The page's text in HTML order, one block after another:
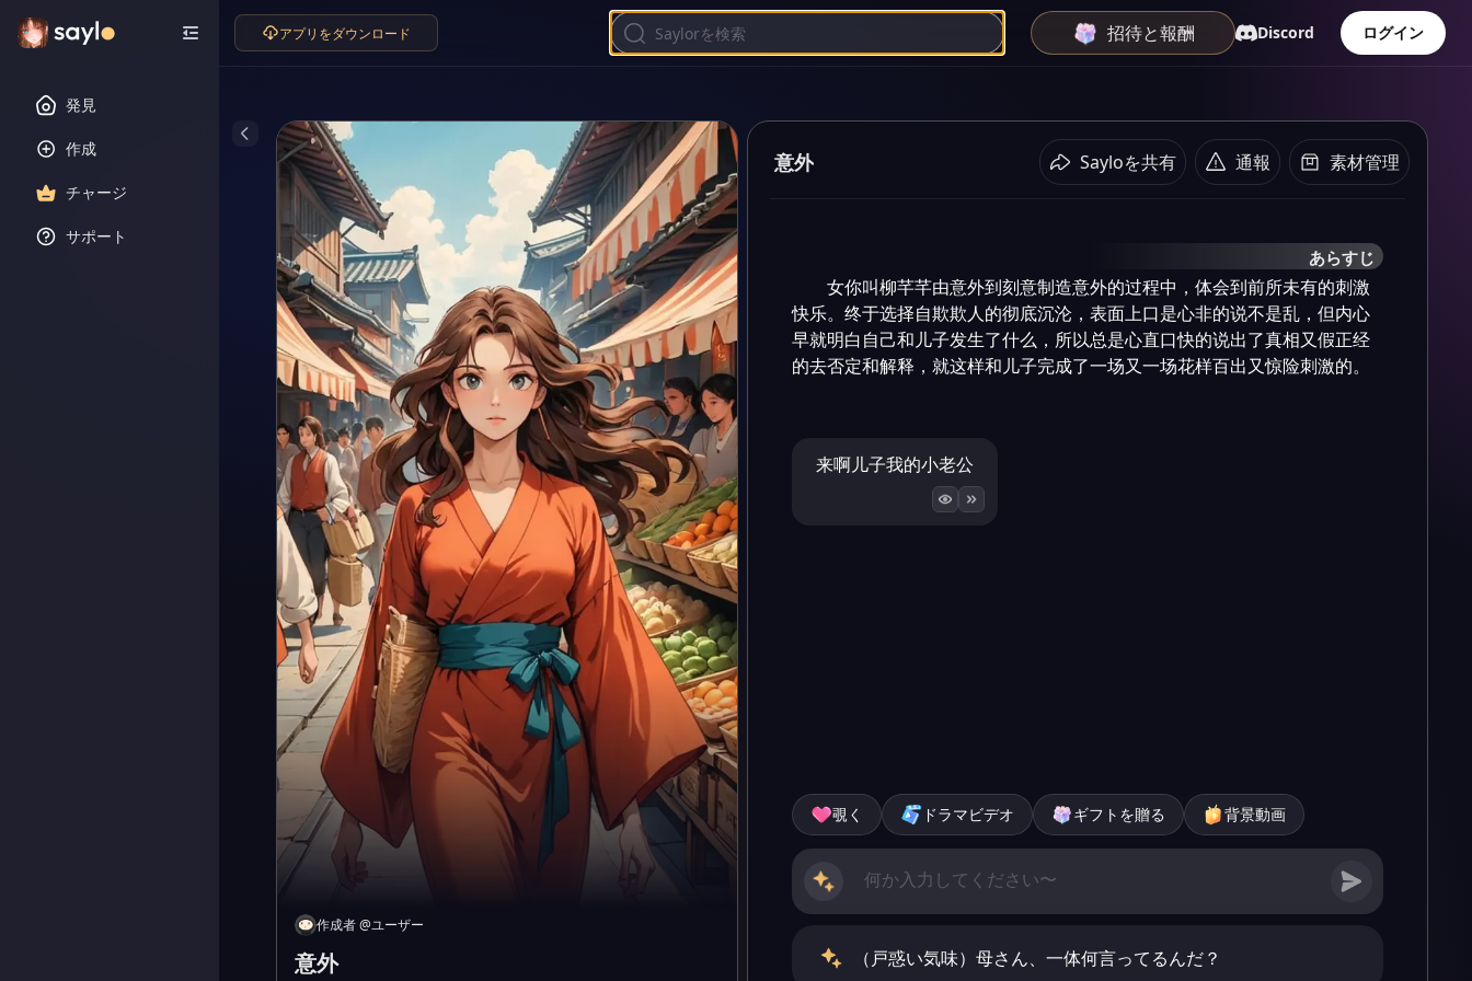
発見
作成
チャージ
サポート
アプリをダウンロード 招待と報酬 Discord ログイン
作成者@ユーザー
意外
意外 Sayloを共有 通報 素材管理
あらすじ
女你叫柳芊芊由意外到刻意制造意外的过程中，体会到前所未有的刺激
快乐。终于选择自欺欺人的彻底沉沦，表面上口是心非的说不是乱，但内心
早就明白自己和儿子发生了什么，所以总是心直口快的说出了真相又假正经
的去否定和解释，就这样和儿子完成了一场又一场花样百出又惊险刺激的。
来啊儿子我的小老公
覗く ドラマビデオ ギフトを贈る 背景動画
（戸惑い気味）母さん、一体何言ってるんだ？